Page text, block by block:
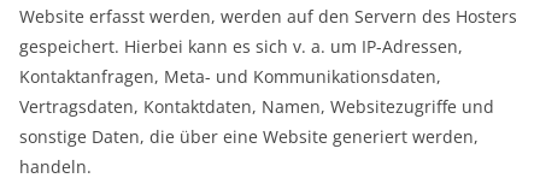
Website erfasst werden, werden auf den Servern des Hosters
gespeichert. Hierbei kann es sich v. a. um IP-Adressen,
Kontaktanfragen, Meta- und Kommunikationsdaten,
Vertragsdaten, Kontaktdaten, Namen, Websitezugriffe und
sonstige Daten, die über eine Website generiert werden,
handeln.